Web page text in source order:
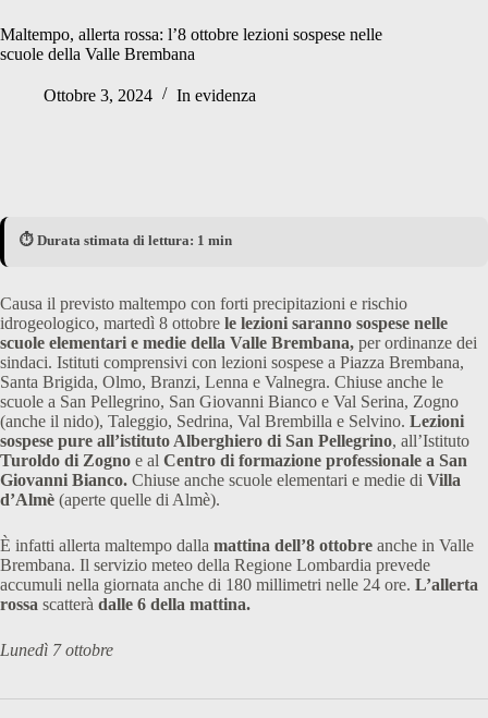
Maltempo, allerta rossa: l’8 ottobre lezioni sospese nelle
scuole della Valle Brembana
Ottobre 3, 2024 In evidenza
⏱️ Durata stimata di lettura: 1 min
Causa il previsto maltempo con forti precipitazioni e rischio
idrogeologico, martedì 8 ottobre le lezioni saranno sospese nelle
scuole elementari e medie della Valle Brembana, per ordinanze dei
sindaci. Istituti comprensivi con lezioni sospese a Piazza Brembana,
Santa Brigida, Olmo, Branzi, Lenna e Valnegra. Chiuse anche le
scuole a San Pellegrino, San Giovanni Bianco e Val Serina, Zogno
(anche il nido), Taleggio, Sedrina, Val Brembilla e Selvino. Lezioni
sospese pure all’istituto Alberghiero di San Pellegrino, all’Istituto
Turoldo di Zogno e al Centro di formazione professionale a San
Giovanni Bianco. Chiuse anche scuole elementari e medie di Villa
d’Almè (aperte quelle di Almè).
È infatti allerta maltempo dalla mattina dell’8 ottobre anche in Valle
Brembana. Il servizio meteo della Regione Lombardia prevede
accumuli nella giornata anche di 180 millimetri nelle 24 ore. L’allerta
rossa scatterà dalle 6 della mattina.
Lunedì 7 ottobre